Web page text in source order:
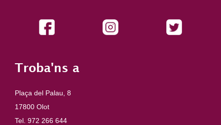
Troba'ns a
Plaça del Palau, 8
17800 Olot
Tel. 972 266 644